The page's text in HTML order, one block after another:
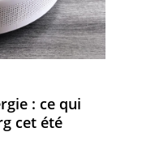
: ce qui
cet été